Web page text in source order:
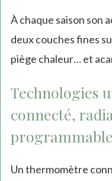
À chaque saison son
deux couches fines
piège chaleur… et
Technologies
connecté,
programmable
Un thermomètre